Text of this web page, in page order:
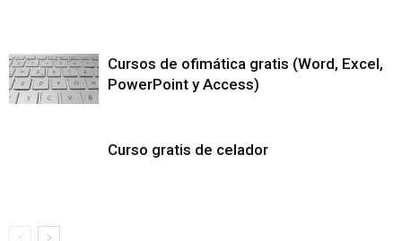
Cursos de ofimática gratis (Word, Excel,
PowerPoint y Access)
Curso gratis de celador